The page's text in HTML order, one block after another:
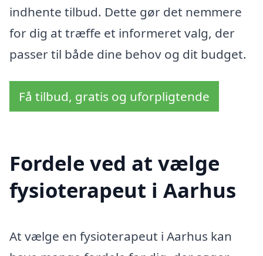
indhente tilbud. Dette gør det nemmere
for dig at træffe et informeret valg, der
passer til både dine behov og dit budget.
Få tilbud, gratis og uforpligtende
Fordele ved at vælge
fysioterapeut i Aarhus
At vælge en fysioterapeut i Aarhus kan